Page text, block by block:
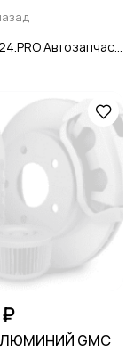
Auto24.PRO Автозапчасти
GMC